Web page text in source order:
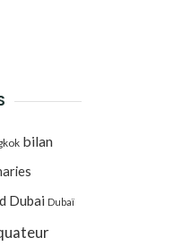
bilan
Dubai Dubaï